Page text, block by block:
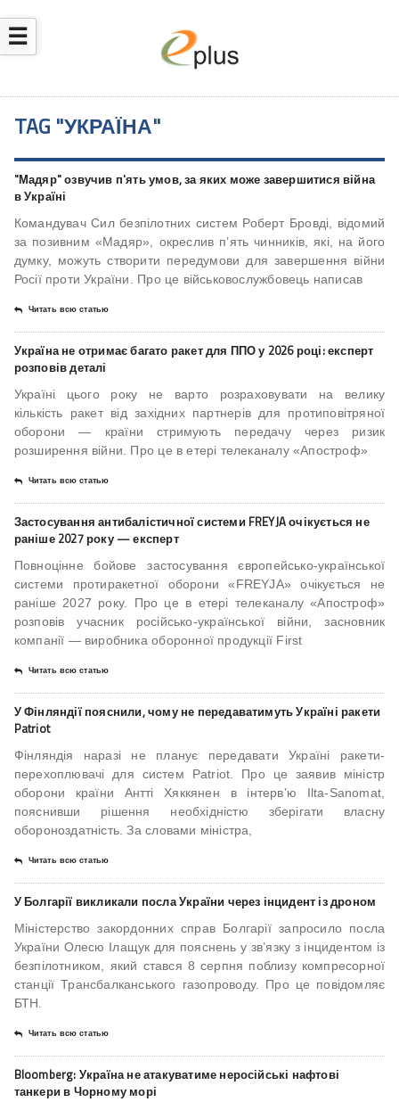
☰
TAG "УКРАЇНА"
"Мадяр" озвучив п'ять умов, за яких може завершитися війна
в Україні
Командувач Сил безпілотних систем Роберт Бровді, відомий
за позивним «Мадяр», окреслив п’ять чинників, які, на його
думку, можуть створити передумови для завершення війни
Росії проти України. Про це військовослужбовець написав
Читать всю статью
Україна не отримає багато ракет для ППО у 2026 році: експерт
розповів деталі
Україні цього року не варто розраховувати на велику
кількість ракет від західних партнерів для протиповітряної
оборони — країни стримують передачу через ризик
розширення війни. Про це в етері телеканалу «Апостроф»
Читать всю статью
Застосування антибалістичної системи FREYJA очікується не
раніше 2027 року — експерт
Повноцінне бойове застосування європейсько-української
системи протиракетної оборони «FREYJA» очікується не
раніше 2027 року. Про це в етері телеканалу «Апостроф»
розповів учасник російсько-української війни, засновник
компанії — виробника оборонної продукції First
Читать всю статью
У Фінляндії пояснили, чому не передаватимуть Україні ракети
Patriot
Фінляндія наразі не планує передавати Україні ракети-
перехоплювачі для систем Patriot. Про це заявив міністр
оборони країни Антті Хяккянен в інтерв’ю Ilta-Sanomat,
пояснивши рішення необхідністю зберігати власну
обороноздатність. За словами міністра,
Читать всю статью
У Болгарії викликали посла України через інцидент із дроном
Міністерство закордонних справ Болгарії запросило посла
України Олесю Ілащук для пояснень у зв’язку з інцидентом із
безпілотником, який стався 8 серпня поблизу компресорної
станції Трансбалканського газопроводу. Про це повідомляє
БТН.
Читать всю статью
Bloomberg: Україна не атакуватиме неросійські нафтові
танкери в Чорному морі